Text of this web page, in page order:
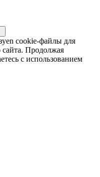
cookie-файлы для
сайта. Продолжая
с использованием